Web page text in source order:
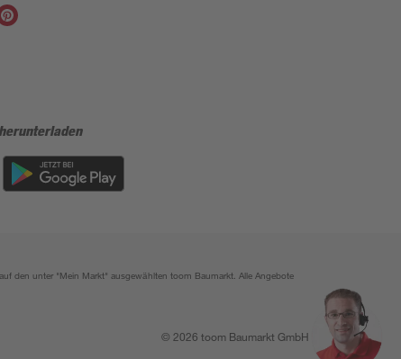
den unter "Mein Markt" ausgewählten toom Baumarkt. Alle Angebote
© 2026 toom Baumarkt GmbH